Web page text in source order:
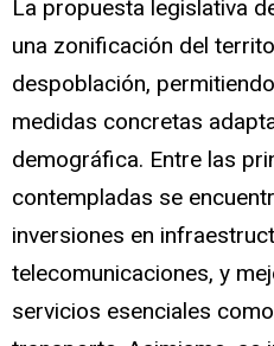
La propuesta legislativa
una zonificación del
despoblación,
medidas concretas
demográfica. Entre las
contempladas se
inversiones en
telecomunicaciones, y
servicios esenciales